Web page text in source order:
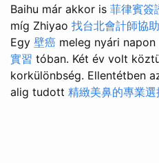
Baihu már akkor is 菲律賓簽
míg Zhiyao 找台北會計師協
Egy 壁癌 meleg nyári
實習 tóban. Két év volt
korkülönbség. Ellentétben
alig tudott 精緻美鼻的專業